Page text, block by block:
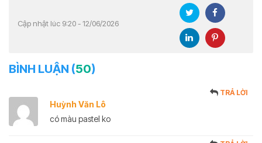
Cập nhật lúc 9:20 - 12/06/2026
BÌNH LUẬN (50)
Huỳnh Văn Lô
TRẢ LỜI
có màu pastel ko